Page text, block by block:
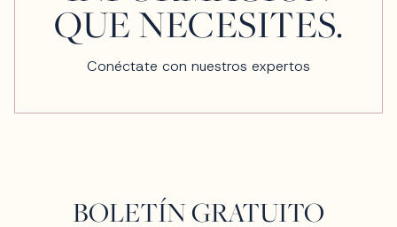
QUE NECESITES.
Conéctate con nuestros expertos
BOLETÍN GRATUITO